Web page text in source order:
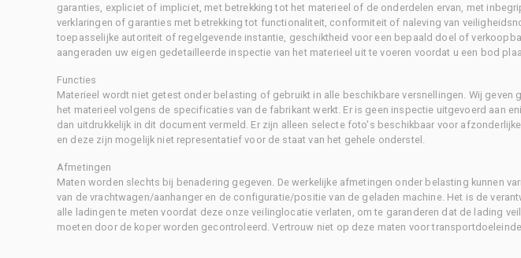
garanties, expliciet of impliciet, met betrekking tot het materieel of de onderdelen ervan, met
verklaringen of garanties met betrekking tot functionaliteit, conformiteit of naleving van
toepasselijke autoriteit of regelgevende instantie, geschiktheid voor een bepaald doel of
aangeraden uw eigen gedetailleerde inspectie van het materieel uit te voeren voordat u een bod
Functies
Materieel wordt niet getest onder belasting of gebruikt in alle beschikbare versnellingen. Wij geven
het materieel volgens de specificaties van de fabrikant werkt. Er is geen inspectie uitgevoerd aan
dan uitdrukkelijk in dit document vermeld. Er zijn alleen selecte foto's beschikbaar voor
en deze zijn mogelijk niet representatief voor de staat van het gehele onderstel.
Afmetingen
Maten worden slechts bij benadering gegeven. De werkelijke afmetingen onder belasting kunnen
van de vrachtwagen/aanhanger en de configuratie/positie van de geladen machine. Het is de
alle ladingen te meten voordat deze onze veilinglocatie verlaten, om te garanderen dat de lading
moeten door de koper worden gecontroleerd. Vertrouw niet op deze maten voor